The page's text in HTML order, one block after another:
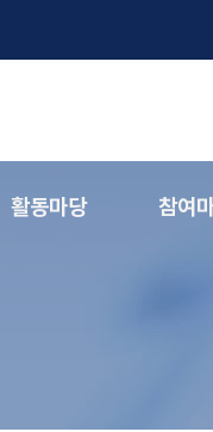
활동마당 참여